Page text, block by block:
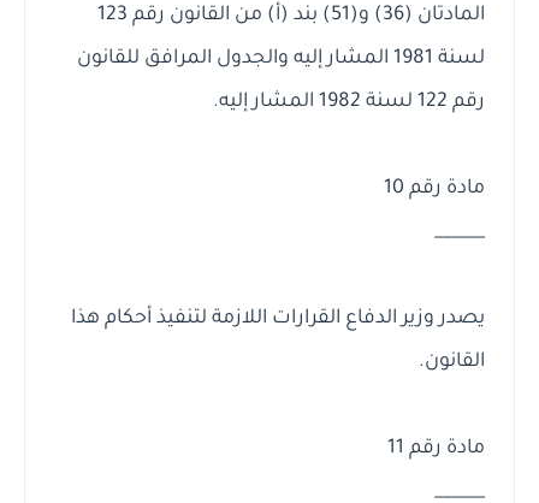
المادتان (36) و(51) بند (أ) من القانون رقم 123
لسنة 1981 المشار إليه والجدول المرافق للقانون
رقم 122 لسنة 1982 المشار إليه.
مادة رقم 10
______
يصدر وزير الدفاع القرارات اللازمة لتنفيذ أحكام هذا
القانون.
مادة رقم 11
______